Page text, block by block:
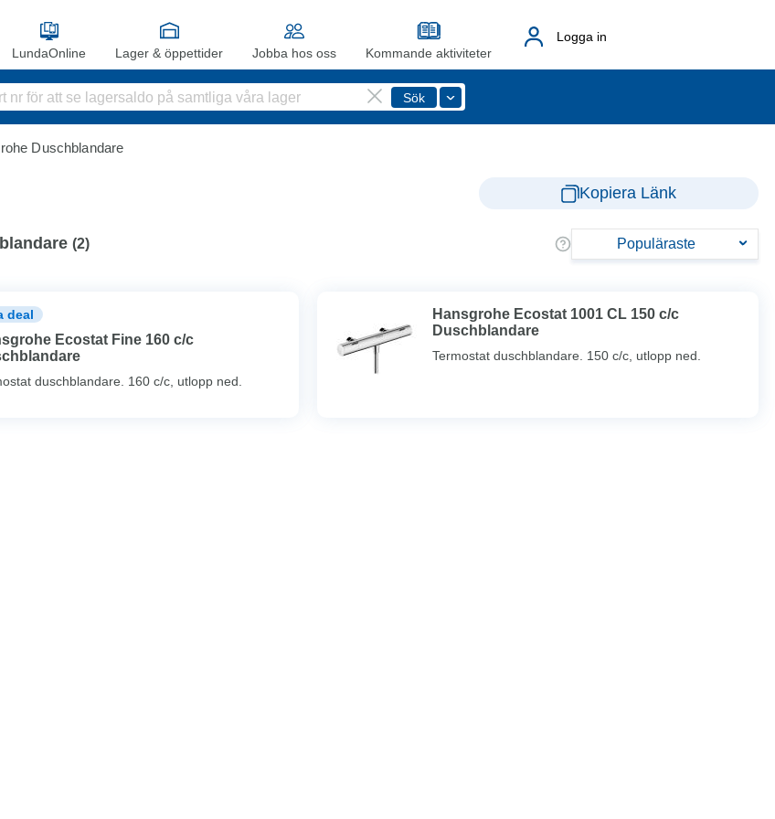
LundaOnline Lager & öppettider Jobba hos oss Kommande aktiviteter
Logga in
Duschblandare
Kopiera Länk
(2) Populäraste
deal
Ecostat Fine 160 c/c
duschblandare. 160 c/c, utlopp ned.
Hansgrohe Ecostat 1001 CL 150 c/c
Duschblandare
Termostat duschblandare. 150 c/c, utlopp ned.